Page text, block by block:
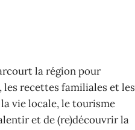
la région pour
les recettes familiales et les
vie locale, le tourisme
et de (re)découvrir la